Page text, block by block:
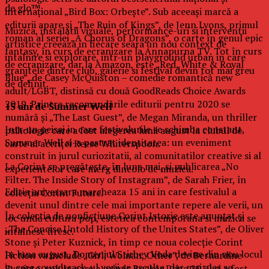
internaţional „Bird Box: Orbeşte”. Sub aceeaşi marcă a
editurii apare şi „The Ruin of Kings”, de Jenn Lyons, primul
roman al seriei „A Chorus of Dragons”, o carte în genul epic
fantasy, în curs de ecranizare la Annapurna TV. Tot în curs
de ecranizare, dar la Amazon, este „Red, White & Royal
Blue”, de Casey McQuiston – comedie romantică new
adult/LGBT, distinsă cu două GoodReads Choice Awards
2019. Printre recomandările editurii pentru 2020 se
numără şi „The Last Guest”, de Megan Miranda, un thriller
psihologic care a fost alegerea lunii august la clubul de
carte al actriţei Reese Whiterspoon.
La Corint se pregăteşte, în luna mai, şi publicarea „No
Filter. The Inside Story of Instagram”, de Sarah Frier, în
colecţia Corint Future.
În colecţia de nonficţiune Corint Istorie este anunţat şi
„The Concise Untold History of the Unites States”, de Oliver
Stone şi Peter Kuznick, în timp ce noua colecţie Corint
Fiction va include „Girl, Woman, Other”, de Bernardine
de glo™.
Muzica, instalatii vizuale, performance-uri si interventii
artistice creeaza in fiecare seara un nou context de
intalnire si explorare, intr-un playground urban in care
granitele dintre club, galerie si festival devin tot mai greu
de definit.
15 ani de Summer Well
Intr-un peisaj in care festivalurile se schimba constant,
Summer Well si-a pastrat identitatea: un eveniment
construit in jurul curiozitatii, al comunitatilor creative si al
experientelor care merg dincolo de muzica.
Editia aniversara marcheaza 15 ani in care festivalul a
devenit unul dintre cele mai importante repere ale verii, un
loc unde cultura pop, estetica contemporana si muzica se
intalnesc firesc.
In luna august, Domeniul Stirbey Voda devine din nou locul